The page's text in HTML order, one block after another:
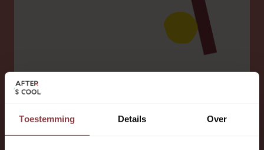
Toestemming Details Over
Methode op maat
Onze slimme, bewezen ‘Leren doe je zo’-